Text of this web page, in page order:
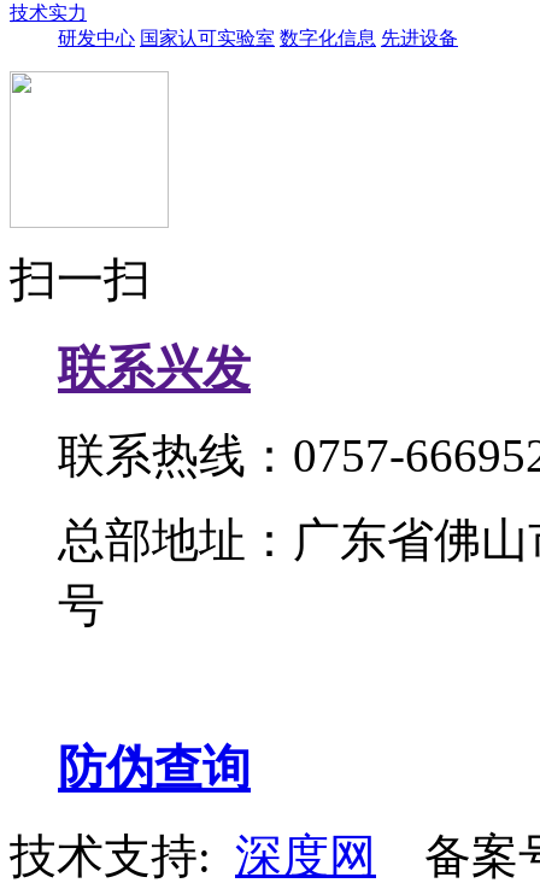
技术实力
研发中心 国家认可实验室 数字化信息 先进设备
扫一扫
联系兴发
联系热线：0757-
总部地址：广东省佛
号
防伪查询
技术支持: 深度网 备案